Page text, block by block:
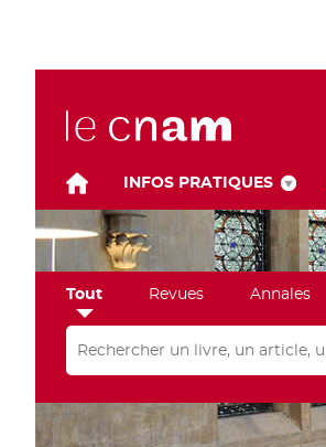
INFOS PRATIQUES
Tout Revues Annales
Rechercher dans "Tout"